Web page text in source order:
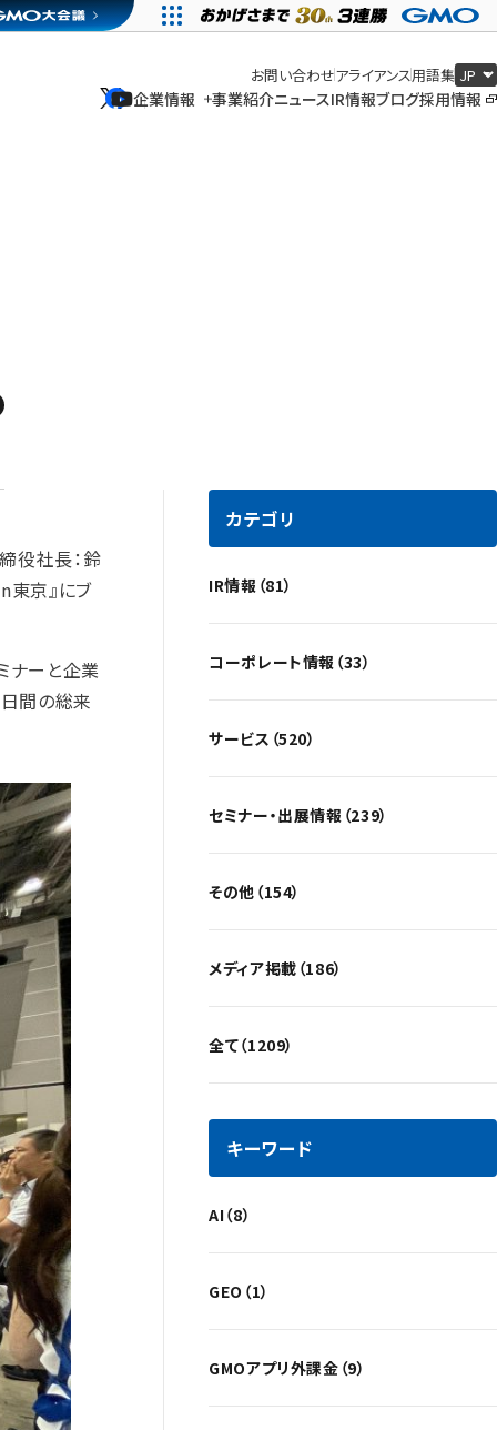
企業情報
企業情報
事業紹介ニュースIR情報ブログ採用情報
お問い合わせアライアンス用語集
役社長：鈴
東京』にブ
ナーと企業
間の総来
カテゴリ
IR情報（81）
コーポレート情報（33）
サービス（520）
セミナー・出展情報（239）
その他（154）
メディア掲載（186）
全て（1209）
キーワード
AI（8）
GEO（1）
GMOアプリ外課金（9）